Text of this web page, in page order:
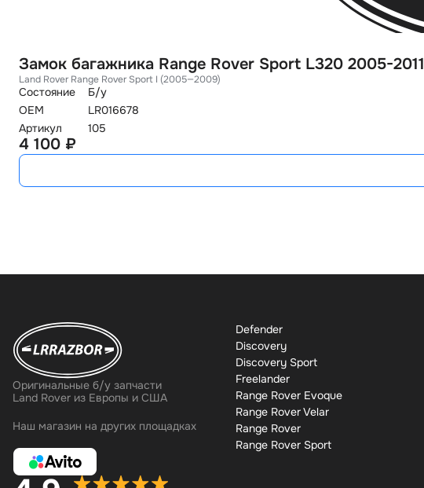
Замок багажника Range Rover Sport L320 2005-2011
Land Rover Range Rover Sport I (2005—2009)
Состояние
Б/у
OEM
LR016678
Артикул
105
4 100 ₽
Оригинальные б/у запчасти
Land Rover из Европы и США
Наш магазин на других площадках
Defender
Discovery
Discovery Sport
Freelander
Range Rover Evoque
Range Rover Velar
Range Rover
Range Rover Sport